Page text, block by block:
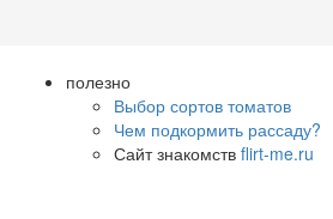
полезно
Выбор сортов томатов
Чем подкормить рассаду?
Сайт знакомств flirt-me.ru